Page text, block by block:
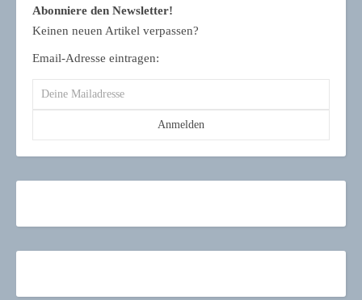
Abonniere den Newsletter!
Keinen neuen Artikel verpassen?
Email-Adresse eintragen: